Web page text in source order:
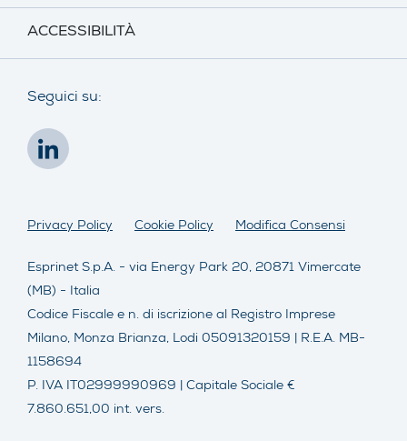
ACCESSIBILITÀ
Seguici su:
Esprinet S.p.A. - via Energy Park 20, 20871 Vimercate
(MB) - Italia
Codice Fiscale e n. di iscrizione al Registro Imprese
Milano, Monza Brianza, Lodi 05091320159 | R.E.A. MB-
1158694
P. IVA IT02999990969 | Capitale Sociale €
7.860.651,00 int. vers.
Privacy Policy Cookie Policy Modifica Consensi